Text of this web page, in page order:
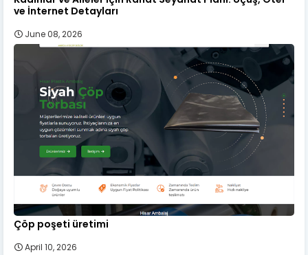
ve İnternet Detayları
June 08, 2026
Çöp poşeti üretimi
April 10, 2026